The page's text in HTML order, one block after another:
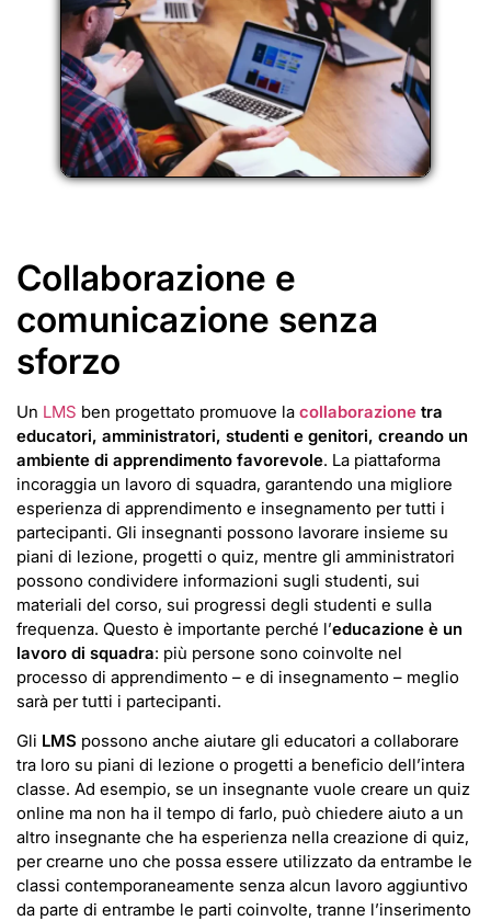
Collaborazione e
comunicazione senza
sforzo
Un LMS ben progettato promuove la collaborazione tra
educatori, amministratori, studenti e genitori, creando un
ambiente di apprendimento favorevole. La piattaforma
incoraggia un lavoro di squadra, garantendo una migliore
esperienza di apprendimento e insegnamento per tutti i
partecipanti. Gli insegnanti possono lavorare insieme su
piani di lezione, progetti o quiz, mentre gli amministratori
possono condividere informazioni sugli studenti, sui
materiali del corso, sui progressi degli studenti e sulla
frequenza. Questo è importante perché l’educazione è un
lavoro di squadra: più persone sono coinvolte nel
processo di apprendimento – e di insegnamento – meglio
sarà per tutti i partecipanti.
Gli LMS possono anche aiutare gli educatori a collaborare
tra loro su piani di lezione o progetti a beneficio dell’intera
classe. Ad esempio, se un insegnante vuole creare un quiz
online ma non ha il tempo di farlo, può chiedere aiuto a un
altro insegnante che ha esperienza nella creazione di quiz,
per crearne uno che possa essere utilizzato da entrambe le
classi contemporaneamente senza alcun lavoro aggiuntivo
da parte di entrambe le parti coinvolte, tranne l’inserimento